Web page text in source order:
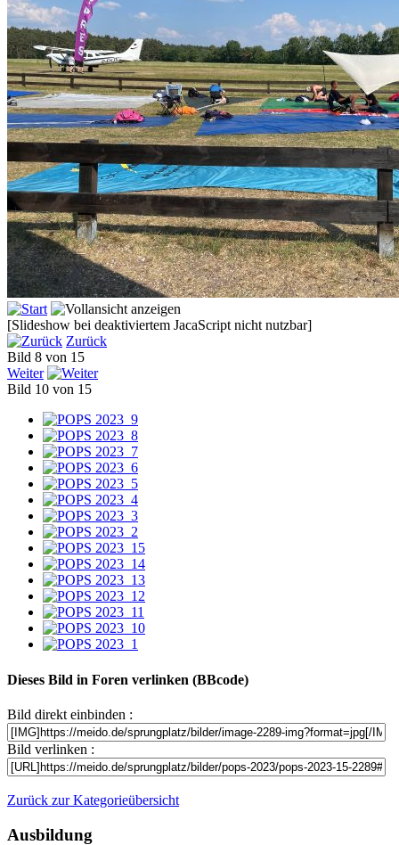
[Slideshow bei deaktiviertem JacaScript nicht nutzbar]
Zurück
Bild 8 von 15
Weiter
Bild 10 von 15
Dieses Bild in Foren verlinken (BBcode)
Bild direkt einbinden :
Bild verlinken :
Zurück zur Kategorieübersicht
Ausbildung